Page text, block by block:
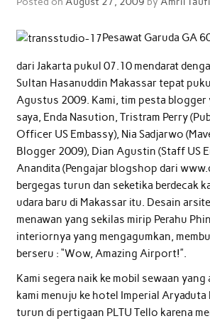
Pesawat Garuda GA
dari Jakarta pukul 07.10 mendarat
Sultan Hasanuddin Makassar tepat
Agustus 2009. Kami, tim pesta blogger
saya, Enda Nasution, Tristram Perry
Officer US Embassy), Nia Sadjarwo
Blogger 2009), Dian Agustin (Staff US
Anandita (Pengajar blogshop dari
bergegas turun dan seketika berdecak
udara baru di Makassar itu. Desain
menawan yang sekilas mirip Perahu
interiornya yang mengagumkan,
berseru : “Wow, Amazing Airport!”.
Kami segera naik ke mobil sewaan
kami menuju ke hotel Imperial Aryaduta
turun di pertigaan PLTU Tello karena